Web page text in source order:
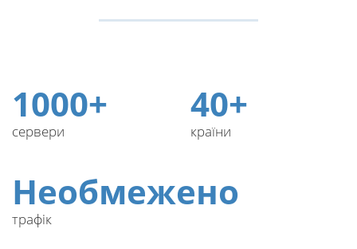
1000+
сервери
40+
країни
Необмежено
трафік